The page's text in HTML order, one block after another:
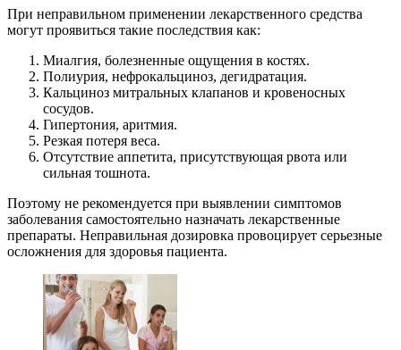
При неправильном применении лекарственного средства
могут проявиться такие последствия как:
Миалгия, болезненные ощущения в костях.
Полиурия, нефрокальциноз, дегидратация.
Кальциноз митральных клапанов и кровеносных
сосудов.
Гипертония, аритмия.
Резкая потеря веса.
Отсутствие аппетита, присутствующая рвота или
сильная тошнота.
Поэтому не рекомендуется при выявлении симптомов
заболевания самостоятельно назначать лекарственные
препараты. Неправильная дозировка провоцирует серьезные
осложнения для здоровья пациента.